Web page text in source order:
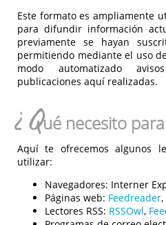
Este formato es ampliamente
para difundir información
previamente se hayan
permitiendo mediante el uso
modo automatizado
publicaciones aquí realizadas.
¿Qué necesito
Aquí te ofrecemos algunos
utilizar:
Navegadores: Interner
Páginas web: Feedreader,
Lectores RSS: RSSOwl,